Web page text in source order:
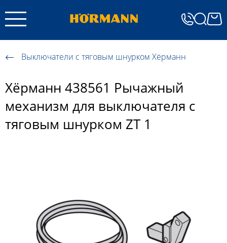
Выключатели с тяговым шнурком Хёрманн
Хёрманн 438561 Рычажный
механизм для выключателя с
тяговым шнурком ZT 1